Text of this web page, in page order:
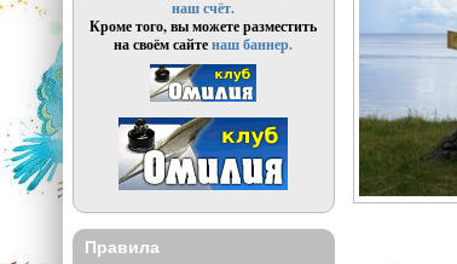
наш счёт.
Кроме того, вы можете разместить
на своём сайтенаш баннер.
Правила